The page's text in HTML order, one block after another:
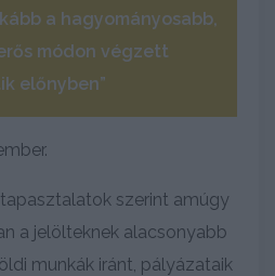
a hagyományosabb,
módon végzett
előnyben”
szerint amúgy
a jelölteknek alacsonyabb
munkák iránt, pályázataik